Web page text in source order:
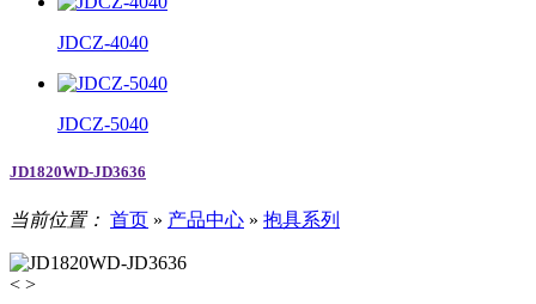
JDCZ-4040
JDCZ-5040
JD1820WD-JD3636
当前位置： 首页 » 产品中心 » 抱具系列
< >